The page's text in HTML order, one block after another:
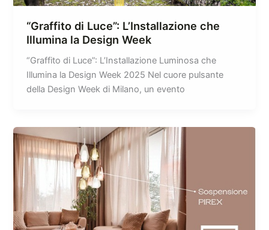
“Graffito di Luce”: L’Installazione che
Illumina la Design Week
“Graffito di Luce”: L’Installazione Luminosa che
Illumina la Design Week 2025 Nel cuore pulsante
della Design Week di Milano, un evento